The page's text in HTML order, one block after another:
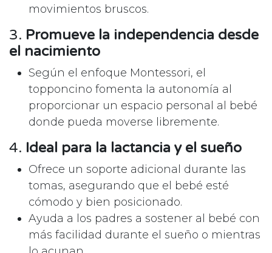
movimientos bruscos.
3. Promueve la independencia desde
el nacimiento
Según el enfoque Montessori, el
topponcino fomenta la autonomía al
proporcionar un espacio personal al bebé
donde pueda moverse libremente.
4. Ideal para la lactancia y el sueño
Ofrece un soporte adicional durante las
tomas, asegurando que el bebé esté
cómodo y bien posicionado.
Ayuda a los padres a sostener al bebé con
más facilidad durante el sueño o mientras